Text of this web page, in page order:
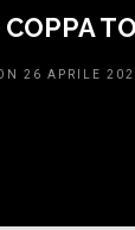
26 APRILE